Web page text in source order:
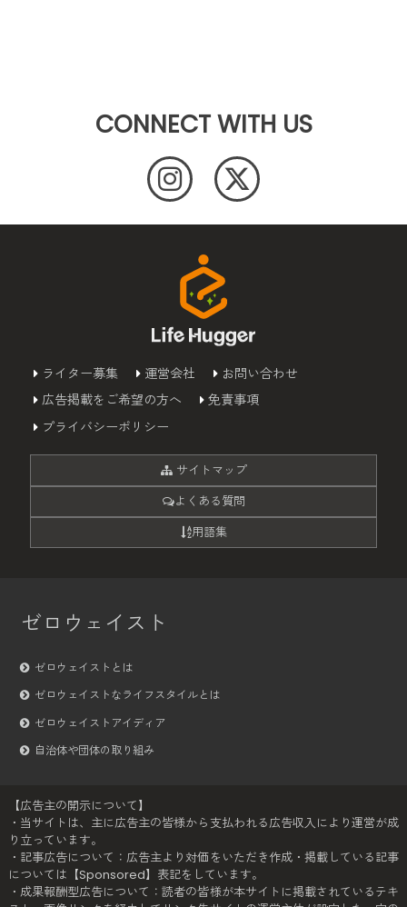
CONNECT WITH US
ライター募集 運営会社
お問い合わせ
広告掲載をご希望の方へ
免責事項
プライバシーポリシー
サイトマップ
よくある質問
用語集
ゼロウェイスト
ゼロウェイストとは
ゼロウェイストなライフスタイルとは
ゼロウェイストアイディア
自治体や団体の取り組み
【広告主の開示について】
・当サイトは、主に広告主の皆様から支払われる広告収入により運営が成
り立っています。
・記事広告について：広告主より対価をいただき作成・掲載している記事
については【Sponsored】表記をしています。
・成果報酬型広告について：読者の皆様が本サイトに掲載されているテキ